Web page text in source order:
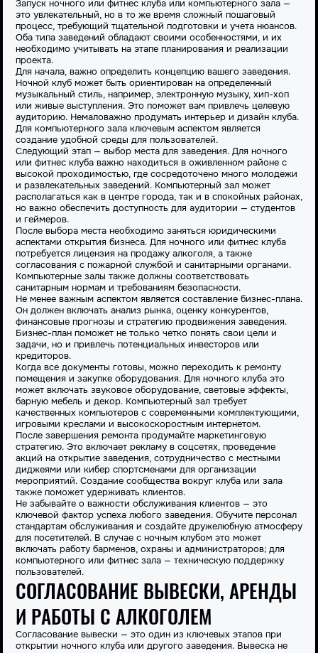
Запуск ночного или фитнес клуба или компьютерного зала —
это увлекательный, но в то же время сложный пошаговый
процесс, требующий тщательной подготовки и учета нюансов.
Оба типа заведений обладают своими особенностями, и их
необходимо учитывать на этапе планирования и реализации
проекта.
Для начала, важно определить концепцию вашего заведения.
Ночной клуб может быть ориентирован на определенный
музыкальный стиль, например, электронную музыку, хип-хоп
или живые выступления. Это поможет вам привлечь целевую
аудиторию. Немаловажно продумать интерьер и дизайн клуба.
Для компьютерного зала ключевым аспектом является
создание удобной среды для пользователей.
Следующий этап — выбор места для заведения. Для ночного
или фитнес клуба важно находиться в оживленном районе с
высокой проходимостью, где сосредоточено много молодежи
и развлекательных заведений. Компьютерный зал может
располагаться как в центре города, так и в спокойных районах,
но важно обеспечить доступность для аудитории — студентов
и геймеров.
После выбора места необходимо заняться юридическими
аспектами открытия бизнеса. Для ночного или фитнес клуба
потребуется лицензия на продажу алкоголя, а также
согласования с пожарной службой и санитарными органами.
Компьютерные залы также должны соответствовать
санитарным нормам и требованиям безопасности.
Не менее важным аспектом является составление бизнес-плана.
Он должен включать анализ рынка, оценку конкурентов,
финансовые прогнозы и стратегию продвижения заведения.
Бизнес-план поможет не только четко понять свои цели и
задачи, но и привлечь потенциальных инвесторов или
кредиторов.
Когда все документы готовы, можно переходить к ремонту
помещения и закупке оборудования. Для ночного клуба это
может включать звуковое оборудование, световые эффекты,
барную мебель и декор. Компьютерный зал требует
качественных компьютеров с современными комплектующими,
игровыми креслами и высокоскоростным интернетом.
После завершения ремонта продумайте маркетинговую
стратегию. Это включает рекламу в соцсетях, проведение
акций на открытие заведения, сотрудничество с местными
диджеями или кибер спортсменами для организации
мероприятий. Создание сообщества вокруг клуба или зала
также поможет удерживать клиентов.
Не забывайте о важности обслуживания клиентов — это
ключевой фактор успеха любого заведения. Обучите персонал
стандартам обслуживания и создайте дружелюбную атмосферу
для посетителей. В случае с ночным клубом это может
включать работу барменов, охраны и администраторов; для
компьютерного или фитнес зала — техническую поддержку
пользователей.
СОГЛАСОВАНИЕ ВЫВЕСКИ, АРЕНДЫ
И РАБОТЫ С АЛКОГОЛЕМ
Согласование вывески — это один из ключевых этапов при
открытии ночного клуба или другого заведения. Вывеска не